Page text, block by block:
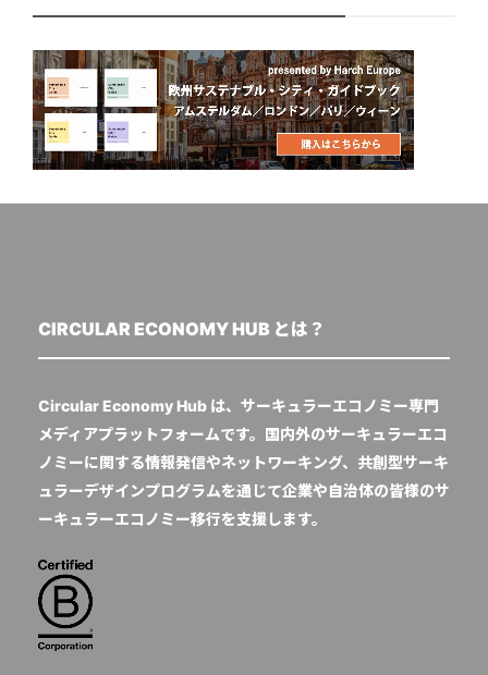
CIRCULAR ECONOMY HUB とは？
Circular Economy Hub は、サーキュラーエコノミー専門
メディアプラットフォームです。国内外のサーキュラーエコ
ノミーに関する情報発信やネットワーキング、共創型サーキ
ュラーデザインプログラムを通じて企業や自治体の皆様のサ
ーキュラーエコノミー移行を支援します。